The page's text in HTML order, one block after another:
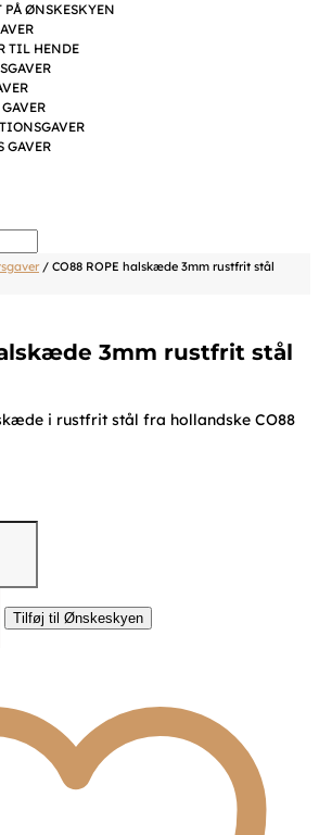
ØNSKESKYEN
TIL HENDE
GAVER
/ CO88 ROPE halskæde 3mm rustfrit stål
3mm rustfrit stål
i rustfrit stål fra hollandske CO88
Tilføj til Ønskeskyen